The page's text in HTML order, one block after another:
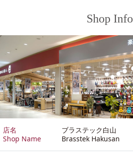
Shop Info
店名
Shop Name
ブラステック白山
Brasstek Hakusan